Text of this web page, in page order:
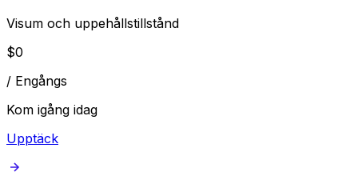
Visum och uppehållstillstånd
$0
/ Engångs
Kom igång idag
Upptäck